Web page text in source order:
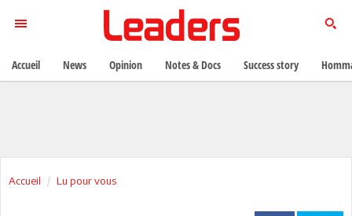
Accueil Lu pour vous
Accueil News Opinion Notes & Docs Success story